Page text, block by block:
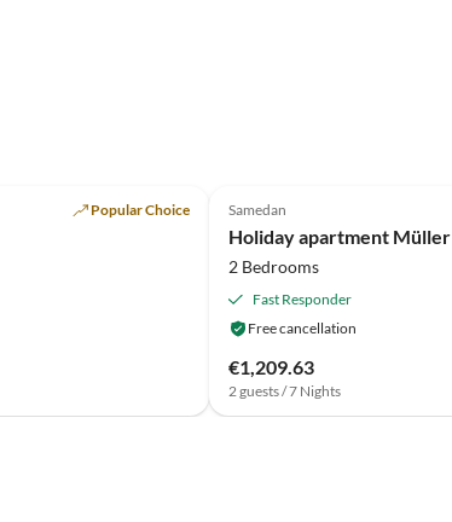
Popular Choice Super Host
Samedan
Holiday apartment Müller
2 Bedrooms
Fast Responder
Free cancellation
€1,209.63
2 guests / 7 Nights